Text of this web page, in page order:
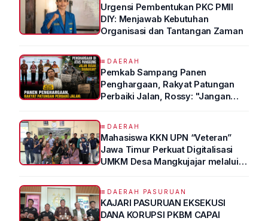
Urgensi Pembentukan PKC PMII
DIY: Menjawab Kebutuhan
Organisasi dan Tantangan Zaman
DAERAH
Pemkab Sampang Panen
Penghargaan, Rakyat Patungan
Perbaiki Jalan, Rossy: "Jangan
DAERAH
Mahasiswa KKN UPN “Veteran”
Jawa Timur Perkuat Digitalisasi
UMKM Desa Mangkujajar melalui
DAERAH PASURUAN
KAJARI PASURUAN EKSEKUSI
DANA KORUPSI PKBM CAPAI